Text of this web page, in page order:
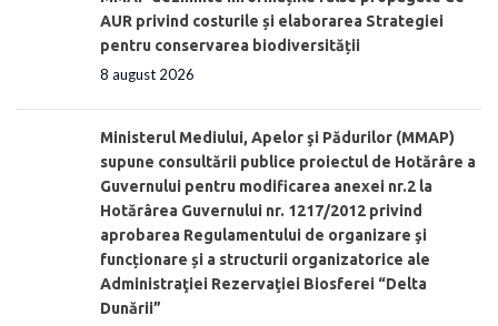
AUR privind costurile și elaborarea Strategiei
pentru conservarea biodiversității
8 august 2026
Ministerul Mediului, Apelor şi Pădurilor (MMAP)
supune consultării publice proiectul de Hotărâre a
Guvernului pentru modificarea anexei nr.2 la
Hotărârea Guvernului nr. 1217/2012 privind
aprobarea Regulamentului de organizare şi
funcționare și a structurii organizatorice ale
Administraţiei Rezervaţiei Biosferei “Delta
Dunării”